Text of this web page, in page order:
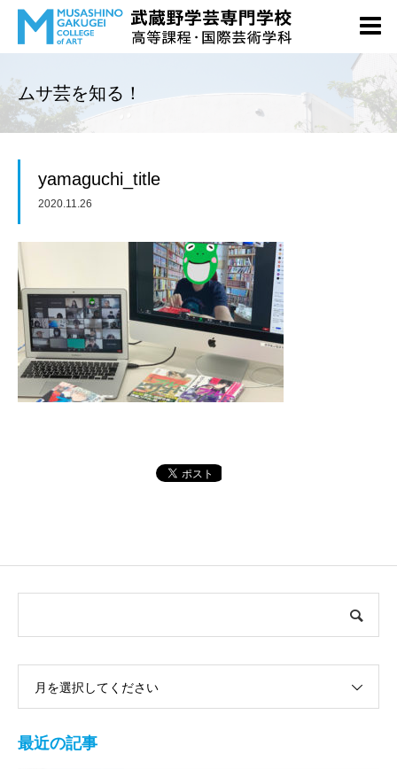
ムサ芸を知る！
yamaguchi_title
2020.11.26
月を選択してください
最近の記事